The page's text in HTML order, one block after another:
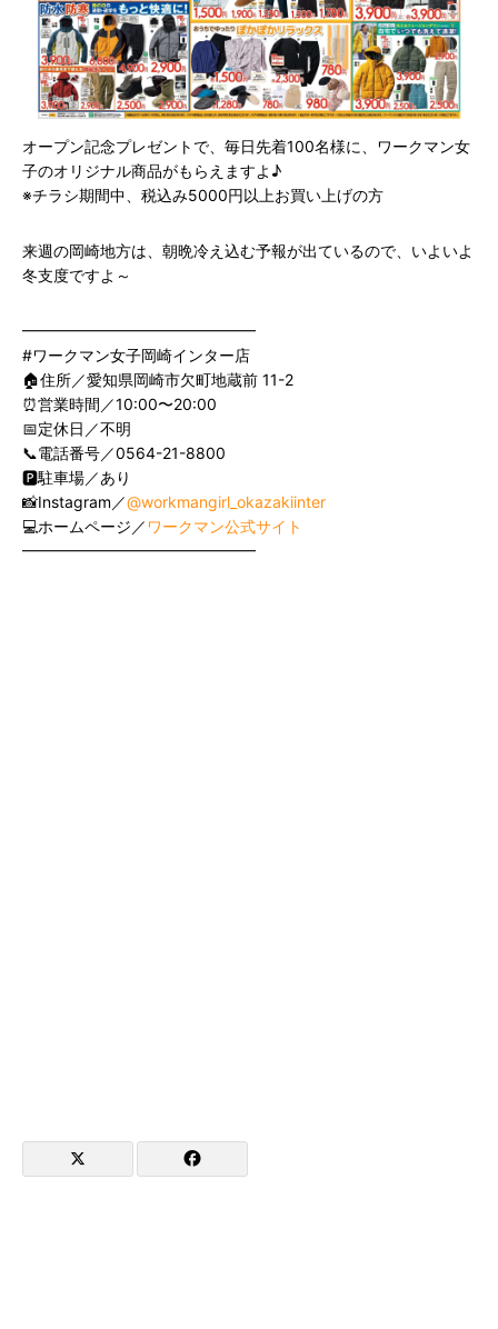
オープン記念プレゼントで、毎日先着100名様に、ワークマン女
子のオリジナル商品がもらえますよ♪
※チラシ期間中、税込み5000円以上お買い上げの方
来週の岡崎地方は、朝晩冷え込む予報が出ているので、いよいよ
冬支度ですよ～
━━━━━━━━━━━━━━━
#ワークマン女子岡崎インター店
🏠住所／愛知県岡崎市欠町地蔵前 11-2
⏰営業時間／10:00〜20:00
📅定休日／不明
📞電話番号／0564-21-8800
🅿️駐車場／あり
📸Instagram／@workmangirl_okazakiinter
💻ホームページ／ワークマン公式サイト
━━━━━━━━━━━━━━━